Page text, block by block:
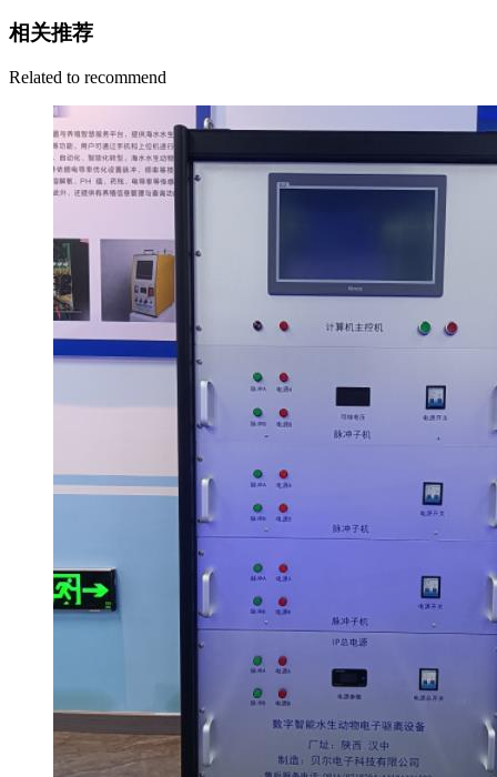
相关推荐
Related to recommend